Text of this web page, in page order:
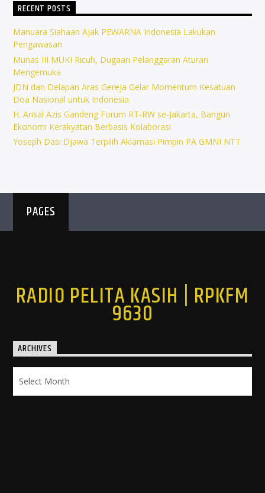
RECENT POSTS
Manuara Siahaan Ajak PEWARNA Indonesia Lakukan
Pengawasan
Munas III MUKI Ricuh, Dugaan Pelanggaran Aturan
Mengemuka
JDN dan Delapan Aras Gereja Gelar Momentum Kesatuan
Doa Nasional untuk Indonesia
H. Arisal Azis Gandeng Forum RT-RW se-Jakarta, Bangun
Ekonomi Kerakyatan Berbasis Kolaborasi
Yoseph Dasi Djawa Terpilih Aklamasi Pimpin PA GMNI NTT
PAGES
RADIO PELITA KASIH | RPKFM
9630
ARCHIVES